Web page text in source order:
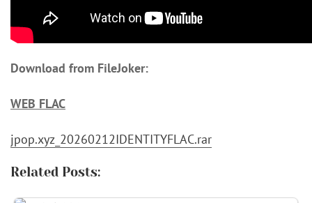
Download from FileJoker:
WEB FLAC
jpop.xyz_20260212IDENTITYFLAC.rar
Related Posts: